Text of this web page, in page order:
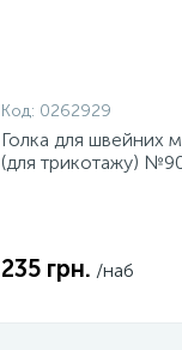
Код: 0262929
Голка для швейних
(для трикотажу)
235 грн. /наб